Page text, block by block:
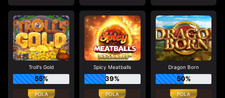
Troll's Gold
55%
Spicy Meatballs
39%
Dragon Born
50%